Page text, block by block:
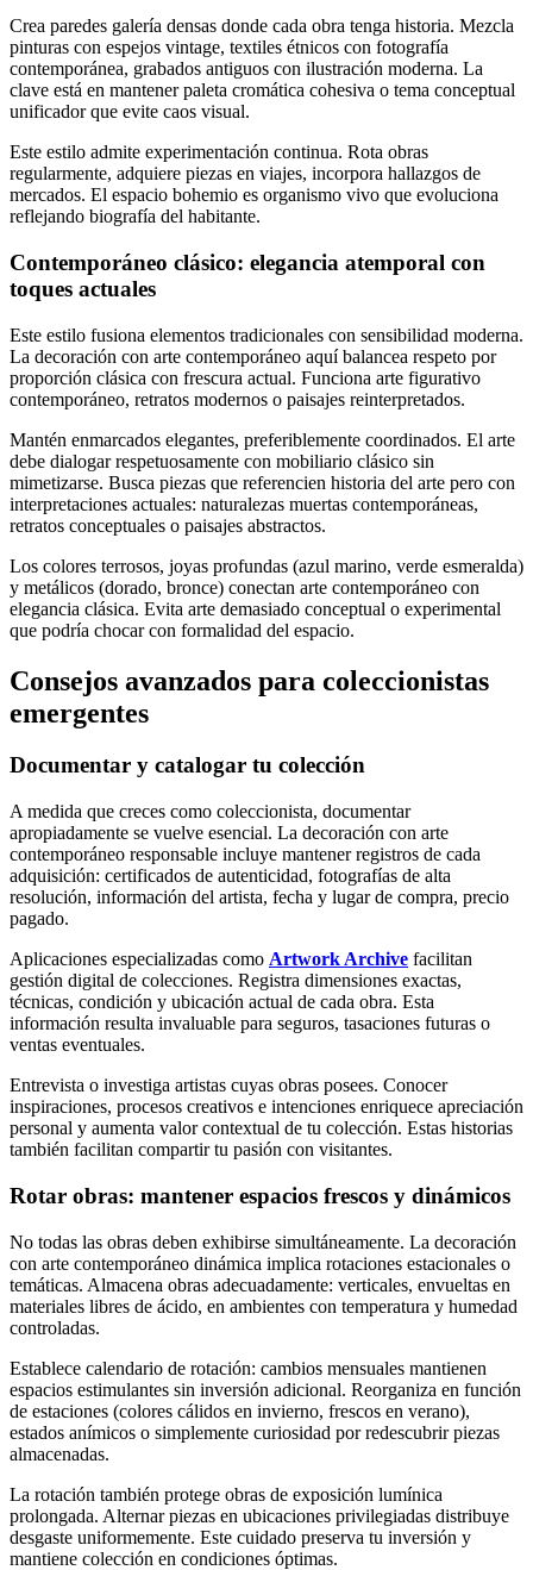
Crea paredes galería densas donde cada obra tenga historia. Mezcla
pinturas con espejos vintage, textiles étnicos con fotografía
contemporánea, grabados antiguos con ilustración moderna. La
clave está en mantener paleta cromática cohesiva o tema conceptual
unificador que evite caos visual.
Este estilo admite experimentación continua. Rota obras
regularmente, adquiere piezas en viajes, incorpora hallazgos de
mercados. El espacio bohemio es organismo vivo que evoluciona
reflejando biografía del habitante.
Contemporáneo clásico: elegancia atemporal con
toques actuales
Este estilo fusiona elementos tradicionales con sensibilidad moderna.
La decoración con arte contemporáneo aquí balancea respeto por
proporción clásica con frescura actual. Funciona arte figurativo
contemporáneo, retratos modernos o paisajes reinterpretados.
Mantén enmarcados elegantes, preferiblemente coordinados. El arte
debe dialogar respetuosamente con mobiliario clásico sin
mimetizarse. Busca piezas que referencien historia del arte pero con
interpretaciones actuales: naturalezas muertas contemporáneas,
retratos conceptuales o paisajes abstractos.
Los colores terrosos, joyas profundas (azul marino, verde esmeralda)
y metálicos (dorado, bronce) conectan arte contemporáneo con
elegancia clásica. Evita arte demasiado conceptual o experimental
que podría chocar con formalidad del espacio.
Consejos avanzados para coleccionistas
emergentes
Documentar y catalogar tu colección
A medida que creces como coleccionista, documentar
apropiadamente se vuelve esencial. La decoración con arte
contemporáneo responsable incluye mantener registros de cada
adquisición: certificados de autenticidad, fotografías de alta
resolución, información del artista, fecha y lugar de compra, precio
pagado.
Aplicaciones especializadas como Artwork Archive facilitan
gestión digital de colecciones. Registra dimensiones exactas,
técnicas, condición y ubicación actual de cada obra. Esta
información resulta invaluable para seguros, tasaciones futuras o
ventas eventuales.
Entrevista o investiga artistas cuyas obras posees. Conocer
inspiraciones, procesos creativos e intenciones enriquece apreciación
personal y aumenta valor contextual de tu colección. Estas historias
también facilitan compartir tu pasión con visitantes.
Rotar obras: mantener espacios frescos y dinámicos
No todas las obras deben exhibirse simultáneamente. La decoración
con arte contemporáneo dinámica implica rotaciones estacionales o
temáticas. Almacena obras adecuadamente: verticales, envueltas en
materiales libres de ácido, en ambientes con temperatura y humedad
controladas.
Establece calendario de rotación: cambios mensuales mantienen
espacios estimulantes sin inversión adicional. Reorganiza en función
de estaciones (colores cálidos en invierno, frescos en verano),
estados anímicos o simplemente curiosidad por redescubrir piezas
almacenadas.
La rotación también protege obras de exposición lumínica
prolongada. Alternar piezas en ubicaciones privilegiadas distribuye
desgaste uniformemente. Este cuidado preserva tu inversión y
mantiene colección en condiciones óptimas.